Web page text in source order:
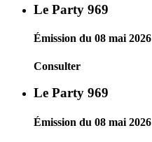
Le Party 969
Émission du 08 mai 2026
Consulter
Le Party 969
Émission du 08 mai 2026